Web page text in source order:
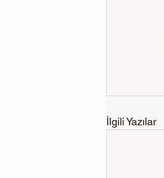
İlgili Yazılar